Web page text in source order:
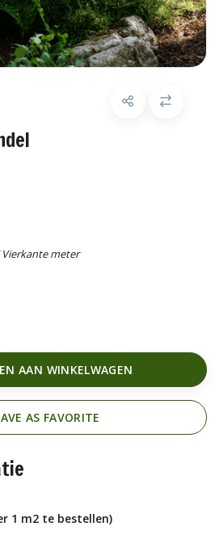
meter
AAN WINKELWAGEN
AS FAVORITE
1 m2 te bestellen)